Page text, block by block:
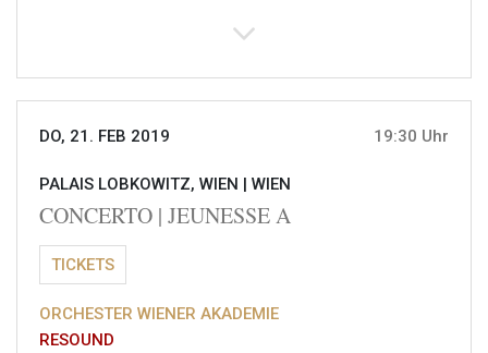
DO, 21. FEB 2019 19:30 Uhr
PALAIS LOBKOWITZ, WIEN | WIEN
CONCERTO | JEUNESSE A
TICKETS
ORCHESTER WIENER AKADEMIE
RESOUND